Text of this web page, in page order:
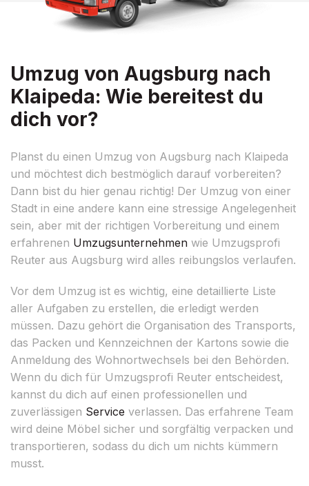
Umzug von Augsburg nach
Klaipeda: Wie bereitest du
dich vor?
Planst du einen Umzug von Augsburg nach Klaipeda
und möchtest dich bestmöglich darauf vorbereiten?
Dann bist du hier genau richtig! Der Umzug von einer
Stadt in eine andere kann eine stressige Angelegenheit
sein, aber mit der richtigen Vorbereitung und einem
erfahrenen Umzugsunternehmen wie Umzugsprofi
Reuter aus Augsburg wird alles reibungslos verlaufen.
Vor dem Umzug ist es wichtig, eine detaillierte Liste
aller Aufgaben zu erstellen, die erledigt werden
müssen. Dazu gehört die Organisation des Transports,
das Packen und Kennzeichnen der Kartons sowie die
Anmeldung des Wohnortwechsels bei den Behörden.
Wenn du dich für Umzugsprofi Reuter entscheidest,
kannst du dich auf einen professionellen und
zuverlässigen Service verlassen. Das erfahrene Team
wird deine Möbel sicher und sorgfältig verpacken und
transportieren, sodass du dich um nichts kümmern
musst.